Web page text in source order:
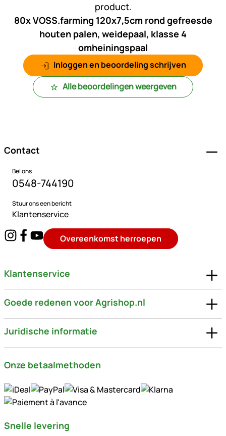
product.
80x VOSS.farming 120x7,5cm rond gefreesde
houten palen, weidepaal, klasse 4
omheiningspaal
Inloggen en beoordeling schrijven
Alle beoordelingen weergeven
Contact
Bel ons
0548-744190
Stuur ons een bericht
Klantenservice
Overeenkomst herroepen
Klantenservice
Goede redenen voor Agrishop.nl
Juridische informatie
Onze betaalmethoden
Snelle levering